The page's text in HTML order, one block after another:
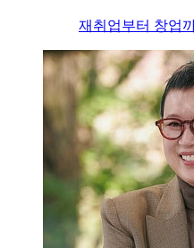
재취업부터 창업